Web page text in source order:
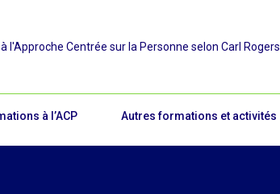
l'Approche Centrée sur la Personne selon Carl Rogers.
à l’ACP Autres formations et activités